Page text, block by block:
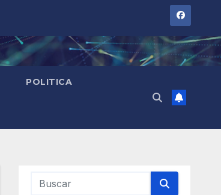
POLITICA